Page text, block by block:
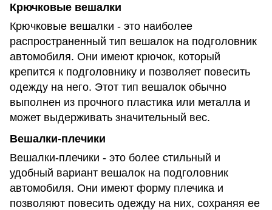
Крючковые вешалки
Крючковые вешалки - это наиболее
распространенный тип вешалок на подголовник
автомобиля. Они имеют крючок, который
крепится к подголовнику и позволяет повесить
одежду на него. Этот тип вешалок обычно
выполнен из прочного пластика или металла и
может выдерживать значительный вес.
Вешалки-плечики
Вешалки-плечики - это более стильный и
удобный вариант вешалок на подголовник
автомобиля. Они имеют форму плечика и
позволяют повесить одежду на них, сохраняя ее